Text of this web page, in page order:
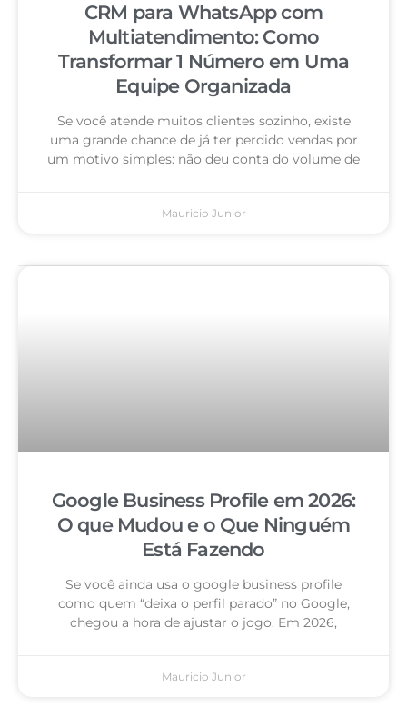
CRM para WhatsApp com
Multiatendimento: Como
Transformar 1 Número em Uma
Equipe Organizada
Se você atende muitos clientes sozinho, existe
uma grande chance de já ter perdido vendas por
um motivo simples: não deu conta do volume de
Mauricio Junior
Google Business Profile em 2026:
O que Mudou e o Que Ninguém
Está Fazendo
Se você ainda usa o google business profile
como quem “deixa o perfil parado” no Google,
chegou a hora de ajustar o jogo. Em 2026,
Mauricio Junior